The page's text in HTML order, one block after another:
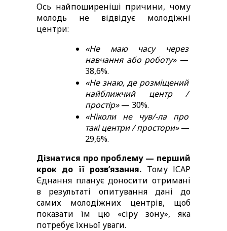
Ось найпоширеніші причини, чому
молодь не відвідує молодіжні
центри:
«Не маю часу через
навчання або роботу» —
38,6%.
«Не знаю, де розміщений
найближчий центр /
простір» — 30%.
«Ніколи не чув/-ла про
такі центри / простори» —
29,6%.
Дізнатися про проблему — перший
крок до її розвʼязання. Тому ІСАР
Єднання планує доносити отримані
в результаті опитування дані до
самих молодіжних центрів, щоб
показати їм цю «сіру зону», яка
потребує їхньої уваги.